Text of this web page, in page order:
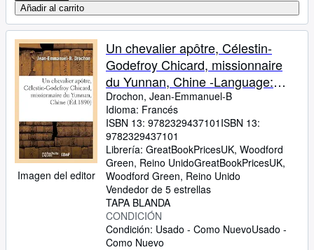
Añadir al carrito
Imagen del editor
Un chevalier apôtre, Célestin-
Godefroy Chicard, missionnaire
du Yunnan, Chine -Language:
french
Drochon, Jean-Emmanuel-B
Idioma: Francés
ISBN 13: 9782329437101 ISBN 13:
9782329437101
Librería: GreatBookPricesUK, Woodford
Green, Reino UnidoGreatBookPricesUK,
Woodford Green, Reino Unido
Vendedor de 5 estrellas
TAPA BLANDA
CONDICIÓN
Condición: Usado - Como NuevoUsado -
Como Nuevo